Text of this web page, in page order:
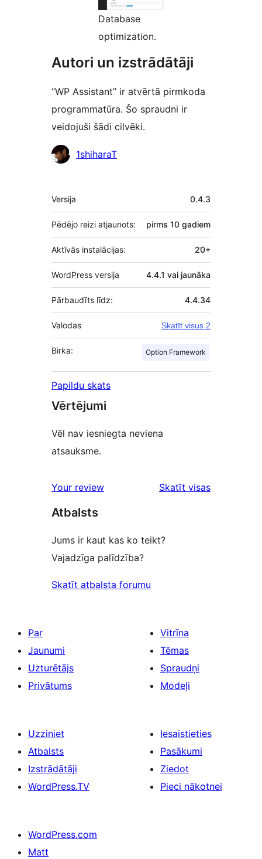
Database
optimization.
Autori un izstrādātāji
“WP Assistant” ir atvērtā pirmkoda
programmatūra. Šo spraudni ir
veidojuši šādi cilvēki.
Līdzdalībnieki
1shiharaT
Meta
Versija 0.4.3
Pēdējo reizi atjaunots: pirms 10 gadiem
Aktīvās instalācijas: 20+
WordPress versija 4.4.1 vai jaunāka
Pārbaudīts līdz: 4.4.34
Valodas Skatīt visus 2
Birka: Option Framework
Papildu skats
Vērtējumi
Vēl nav iesniegta neviena
atsauksme.
Your review Skatīt visasatsauksmes
Atbalsts
Jums ir kaut kas ko teikt?
Vajadzīga palīdzība?
Skatīt atbalsta forumu
Par
Jaunumi
Uzturētājs
Privātums
Vitrīna
Tēmas
Spraudņi
Modeļi
Uzziniet
Atbalsts
Izstrādātāji
WordPress.TV
Iesaistieties
Pasākumi
Ziedot
Pieci nākotnei
WordPress.com
Matt